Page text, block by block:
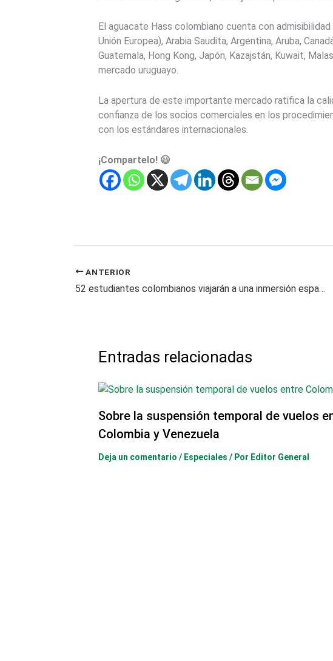
El aguacate Hass colombiano cuenta con
Unión Europea), Arabia Saudita, Argentina, Aruba,
Guatemala, Hong Kong, Japón, Kazajstán, Kuwait,
mercado uruguayo.
La apertura de este importante mercado ratifica la
confianza de los socios comerciales en los
con los estándares internacionales.
¡Compartelo! 😃
ANTERIOR
52 estudiantes colombianos viajarán a una inmersión espacial con el Kennedy Space Center de la NASA
Entradas relacionadas
Sobre la suspensión temporal de vuelos
Colombia y Venezuela
Deja un comentario / Especiales / Por Editor General